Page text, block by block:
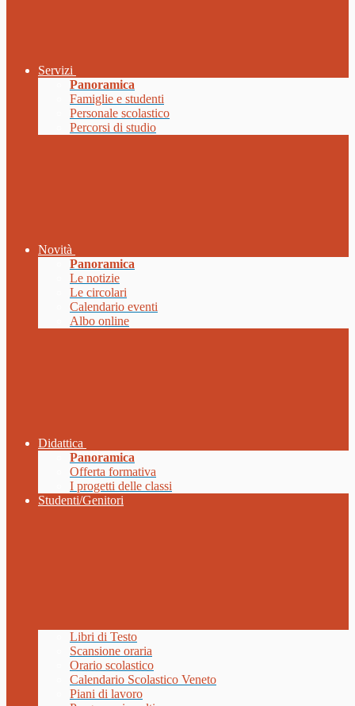
Servizi
Panoramica
Famiglie e studenti
Personale scolastico
Percorsi di studio
Novità
Panoramica
Le notizie
Le circolari
Calendario eventi
Albo online
Didattica
Panoramica
Offerta formativa
I progetti delle classi
Studenti/Genitori
Libri di Testo
Scansione oraria
Orario scolastico
Calendario Scolastico Veneto
Piani di lavoro